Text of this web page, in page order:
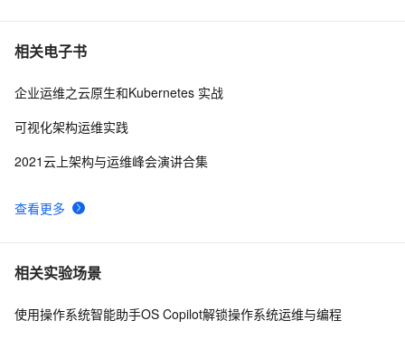
相关电子书
查看更多
企业运维之云原生和Kubernetes 实战
可视化架构运维实践
2021云上架构与运维峰会演讲合集
相关实验场景
使用操作系统智能助手OS Copilot解锁操作系统运维与编程